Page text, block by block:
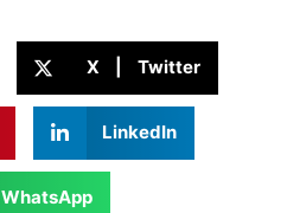
X | Twitter
LinkedIn
WhatsApp